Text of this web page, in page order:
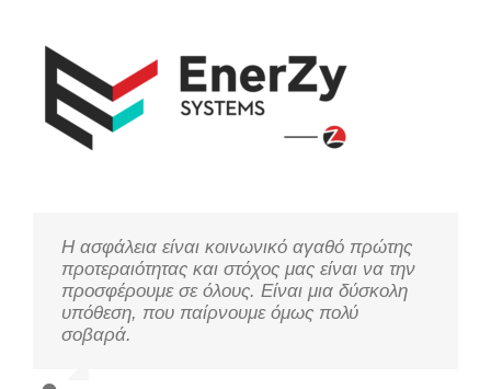
Η ασφάλεια είναι κοινωνικό αγαθό πρώτης
προτεραιότητας και στόχος μας είναι να την
προσφέρουμε σε όλους. Είναι μια δύσκολη
υπόθεση, που παίρνουμε όμως πολύ
σοβαρά.
Μελετάμε τις ανάγκες σας, ακούμε τους
πελάτες μας και προσφέρουμε τις καλύτερες
λύσεις από πλευράς απόδοσης και κόστους,
με εξειδικευμένο προσωπικό και σε χρόνο
ρεκόρ.
Η τεχνολογία χρειάζεται παρακολούθηση για
να προσφέρει στο στόχο της, τη
βελτιστοποίηση της απόδοσης και την
εξασφάλιση της ευημερίας και της ασφάλειας.